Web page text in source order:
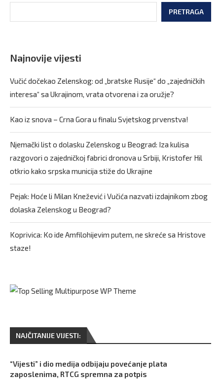
PRETRAGA
Najnovije vijesti
Vučić dočekao Zelenskog: od „bratske Rusije“ do „zajedničkih
interesa“ sa Ukrajinom, vrata otvorena i za oružje?
Kao iz snova – Crna Gora u finalu Svjetskog prvenstva!
Njemački list o dolasku Zelenskog u Beograd: Iza kulisa
razgovori o zajedničkoj fabrici dronova u Srbiji, Kristofer Hil
otkrio kako srpska municija stiže do Ukrajine
Pejak: Hoće li Milan Knežević i Vučića nazvati izdajnikom zbog
dolaska Zelenskog u Beograd?
Koprivica: Ko ide Amfilohijevim putem, ne skreće sa Hristove
staze!
NAJČITANIJE VIJESTI:
“Vijesti” i dio medija odbijaju povećanje plata
zaposlenima, RTCG spremna za potpis